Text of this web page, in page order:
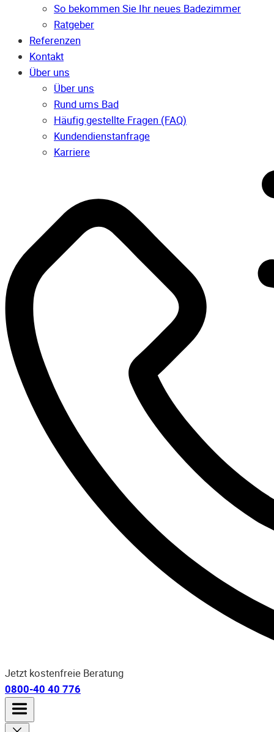
So bekommen Sie Ihr neues Badezimmer
Ratgeber
Referenzen
Kontakt
Über uns
Über uns
Rund ums Bad
Häufig gestellte Fragen (FAQ)
Kunden­dienst­anfrage
Karriere
Jetzt kostenfreie Beratung
0800-40 40 776